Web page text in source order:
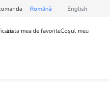
Românã English
Lista mea de favoriteCoșul meu